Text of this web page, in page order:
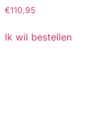
€110,95
Ik wil bestellen